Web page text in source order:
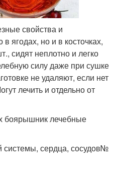
свойства и
ягодах, но и в косточках,
сидят неплотно и легко
силу даже при сушке
не удаляют, если нет
лечить и отдельно от
боярышник лечебные
системы, сердца, сосудов№